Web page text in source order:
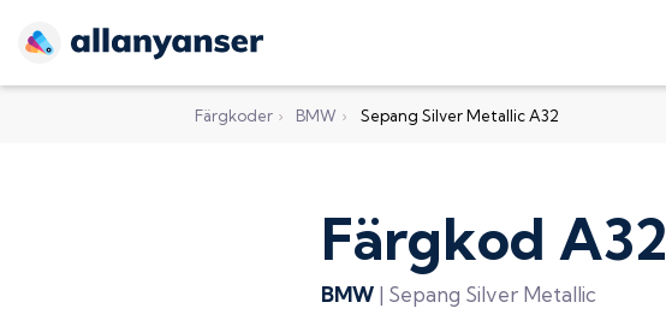
Färgkoder › BMW › Sepang Silver Metallic A32
Färgkod A32
BMW | Sepang Silver Metallic